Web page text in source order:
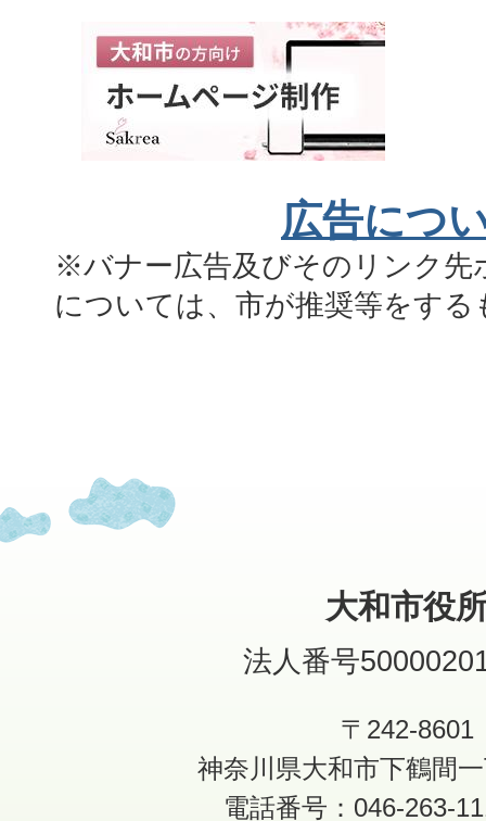
広告につ
※バナー広告及びそのリンク先
については、市が推奨等をす
大和市役
法人番号
〒242-8601
神奈川県大和市下鶴間
電話番号：046-263-